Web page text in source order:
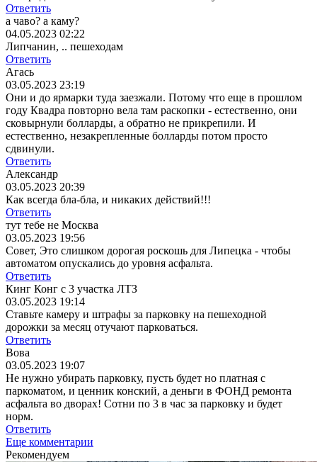
Ответить
а чаво? а каму?
04.05.2023 02:22
Липчанин, .. пешеходам
Ответить
Агась
03.05.2023 23:19
Они и до ярмарки туда заезжали. Потому что еще в прошлом
году Квадра повторно вела там раскопки - естественно, они
сковырнули болларды, а обратно не прикрепили. И
естественно, незакрепленные болларды потом просто
сдвинули.
Ответить
Александр
03.05.2023 20:39
Как всегда бла-бла, и никаких действий!!!
Ответить
тут тебе не Москва
03.05.2023 19:56
Совет, Это слишком дорогая роскошь для Липецка - чтобы
автоматом опускались до уровня асфальта.
Ответить
Кинг Конг с 3 участка ЛТЗ
03.05.2023 19:14
Ставьте камеру и штрафы за парковку на пешеходной
дорожки за месяц отучают парковаться.
Ответить
Вова
03.05.2023 19:07
Не нужно убирать парковку, пусть будет но платная с
паркоматом, и ценник конский, а деньги в ФОНД ремонта
асфальта во дворах! Сотни по 3 в час за парковку и будет
норм.
Ответить
Еще комментарии
Рекомендуем